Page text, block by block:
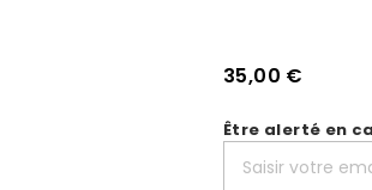
35,00 €
Être alerté en